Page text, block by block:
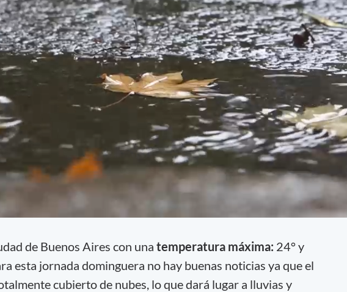
de Buenos Aires con una temperatura máxima: 24°y
esta jornada dominguera no hay buenas noticias ya que el
cubierto de nubes, lo que dará lugar a lluvias y